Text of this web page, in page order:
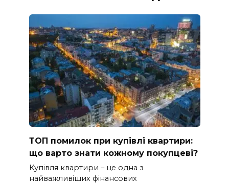
ТОП помилок при купівлі квартири:
що варто знати кожному покупцеві?
Купівля квартири – це одна з
найважливіших фінансових